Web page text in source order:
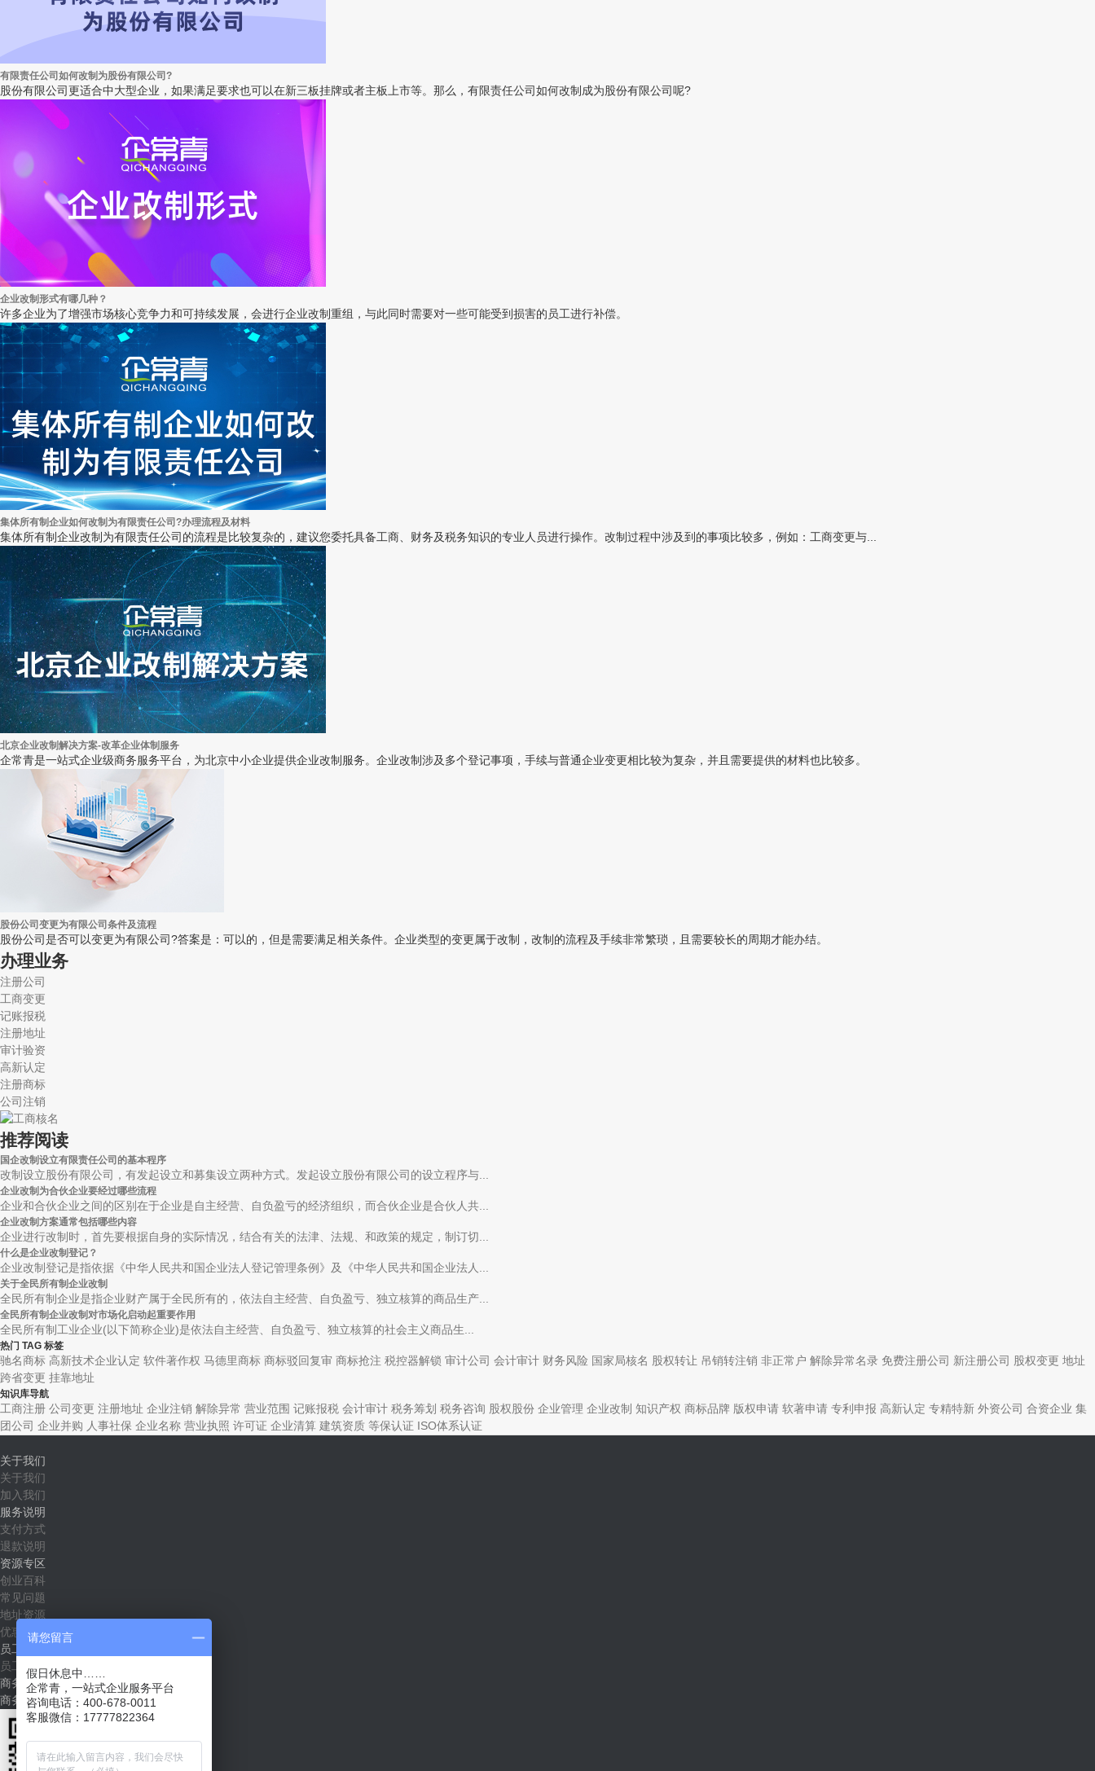
有限责任公司如何改制为股份有限公司?
股份有限公司更适合中大型企业，如果满足要求也可以在新三板挂牌或者主板上市等。那么，有限责任公司如何改制成为股份有限公司呢?
企业改制形式有哪几种？
许多企业为了增强市场核心竞争力和可持续发展，会进行企业改制重组，与此同时需要对一些可能受到损害的员工进行补偿。
集体所有制企业如何改制为有限责任公司?办理流程及材料
集体所有制企业改制为有限责任公司的流程是比较复杂的，建议您委托具备工商、财务及税务知识的专业人员进行操作。改制过程中涉及到的事项比较多，例如：工商变更与...
北京企业改制解决方案-改革企业体制服务
企常青是一站式企业级商务服务平台，为北京中小企业提供企业改制服务。企业改制涉及多个登记事项，手续与普通企业变更相比较为复杂，并且需要提供的材料也比较多。
股份公司变更为有限公司条件及流程
股份公司是否可以变更为有限公司?答案是：可以的，但是需要满足相关条件。企业类型的变更属于改制，改制的流程及手续非常繁琐，且需要较长的周期才能办结。
办理业务
注册公司
工商变更
记账报税
注册地址
审计验资
高新认定
注册商标
公司注销
推荐阅读
国企改制设立有限责任公司的基本程序
改制设立股份有限公司，有发起设立和募集设立两种方式。发起设立股份有限公司的设立程序与...
企业改制为合伙企业要经过哪些流程
企业和合伙企业之间的区别在于企业是自主经营、自负盈亏的经济组织，而合伙企业是合伙人共...
企业改制方案通常包括哪些内容
企业进行改制时，首先要根据自身的实际情况，结合有关的法津、法规、和政策的规定，制订切...
什么是企业改制登记？
企业改制登记是指依据《中华人民共和国企业法人登记管理条例》及《中华人民共和国企业法人...
关于全民所有制企业改制
全民所有制企业是指企业财产属于全民所有的，依法自主经营、自负盈亏、独立核算的商品生产...
全民所有制企业改制对市场化启动起重要作用
全民所有制工业企业(以下简称企业)是依法自主经营、自负盈亏、独立核算的社会主义商品生...
热门 TAG 标签
驰名商标 高新技术企业认定 软件著作权 马德里商标 商标驳回复审 商标抢注 税控器解锁 审计公司 会计审计 财务风险 国家局核名 股权转让 吊销转注销 非正常户 解除异常名录 免费注册公司 新注册公司 股权变更 地址
跨省变更 挂靠地址
知识库导航
工商注册 公司变更 注册地址 企业注销 解除异常 营业范围 记账报税 会计审计 税务筹划 税务咨询 股权股份 企业管理 企业改制 知识产权 商标品牌 版权申请 软著申请 专利申报 高新认定 专精特新 外资公司 合资企业 集
团公司 企业并购 人事社保 企业名称 营业执照 许可证 企业清算 建筑资质 等保认证 ISO体系认证
关于我们
关于我们
加入我们
服务说明
支付方式
退款说明
资源专区
创业百科
常见问题
地址资源
优惠套餐
员工社区
员工入口
商务合作
商务合作（shichang@qichangqing.com）
请您留言
假日休息中……
企常青，一站式企业服务平台
咨询电话：400-678-0011
客服微信：17777822364